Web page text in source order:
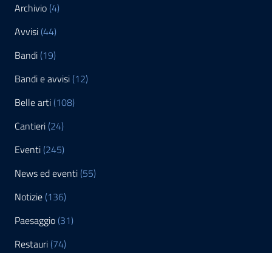
Archivio (4)
Avvisi (44)
Bandi (19)
Bandi e avvisi (12)
Belle arti (108)
Cantieri (24)
Eventi (245)
News ed eventi (55)
Notizie (136)
Paesaggio (31)
Restauri (74)